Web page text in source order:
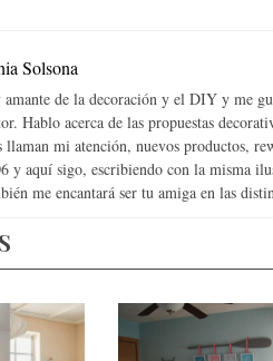
Solsona
amante de la decoración y el DIY y me
Hablo acerca de las propuestas
llaman mi atención, nuevos productos,
y aquí sigo, escribiendo con la misma
me encantará ser tu amiga en las